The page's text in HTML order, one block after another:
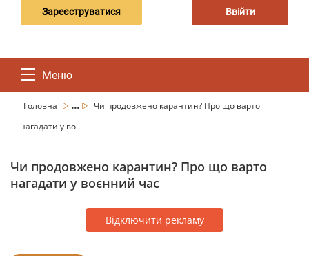
Зареєструватися Ввійти
Меню
Головна ...
Чи продовжено карантин? Про що варто
нагадати у во...
Чи продовжено карантин? Про що варто
нагадати у воєнний час
Відключити рекламу